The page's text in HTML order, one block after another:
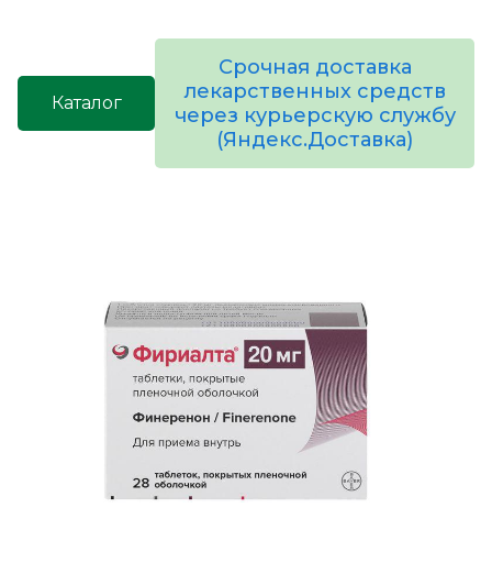
Каталог
Срочная доставка
лекарственных средств
через курьерскую службу
(Яндекс.Доставка)